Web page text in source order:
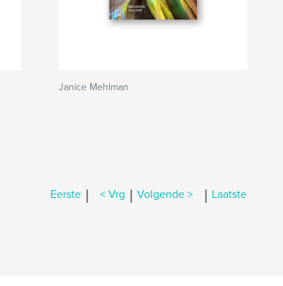
Janice Mehlman
Eerste | < Vrg | Volgende > | Laatste